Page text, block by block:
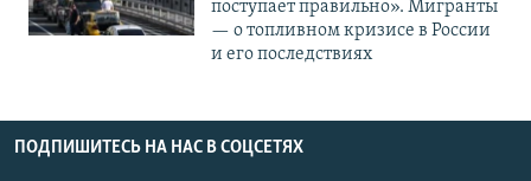
поступает правильно». Мигранты
— о топливном кризисе в России
и его последствиях
ПОДПИШИТЕСЬ НА НАС В СОЦСЕТЯХ